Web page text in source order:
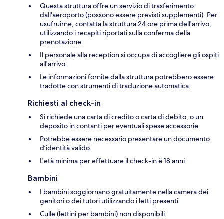
Questa struttura offre un servizio di trasferimento
dall'aeroporto (possono essere previsti supplementi). Per
usufruirne, contatta la struttura 24 ore prima dell'arrivo,
utilizzando i recapiti riportati sulla conferma della
prenotazione.
Il personale alla reception si occupa di accogliere gli ospiti
all'arrivo.
Le informazioni fornite dalla struttura potrebbero essere
tradotte con strumenti di traduzione automatica.
Richiesti al check-in
Si richiede una carta di credito o carta di debito, o un
deposito in contanti per eventuali spese accessorie
Potrebbe essere necessario presentare un documento
d’identità valido
L'età minima per effettuare il check-in è 18 anni
Bambini
I bambini soggiornano gratuitamente nella camera dei
genitori o dei tutori utilizzando i letti presenti
Culle (lettini per bambini) non disponibili.